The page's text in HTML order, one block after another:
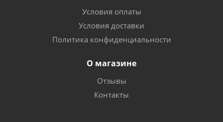
Условия оплаты
Условия доставки
Политика конфиденциальности
О магазине
Отзывы
Контакты